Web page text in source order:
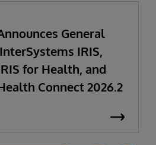
General
IRIS,
for Health, and
Connect 2026.2